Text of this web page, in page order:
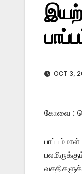
OCT 3,
கோவை :